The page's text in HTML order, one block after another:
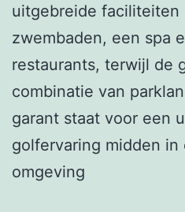
uitgebreide faciliteiten
zwembaden, een spa
restaurants, terwijl de
combinatie van
garant staat voor een
golfervaring midden in
omgeving